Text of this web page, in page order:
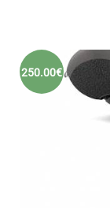
250.00€